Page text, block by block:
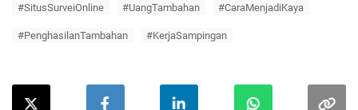
#SitusSurveiOnline #UangTambahan #CaraMenjadiKaya
#PenghasilanTambahan #KerjaSampingan